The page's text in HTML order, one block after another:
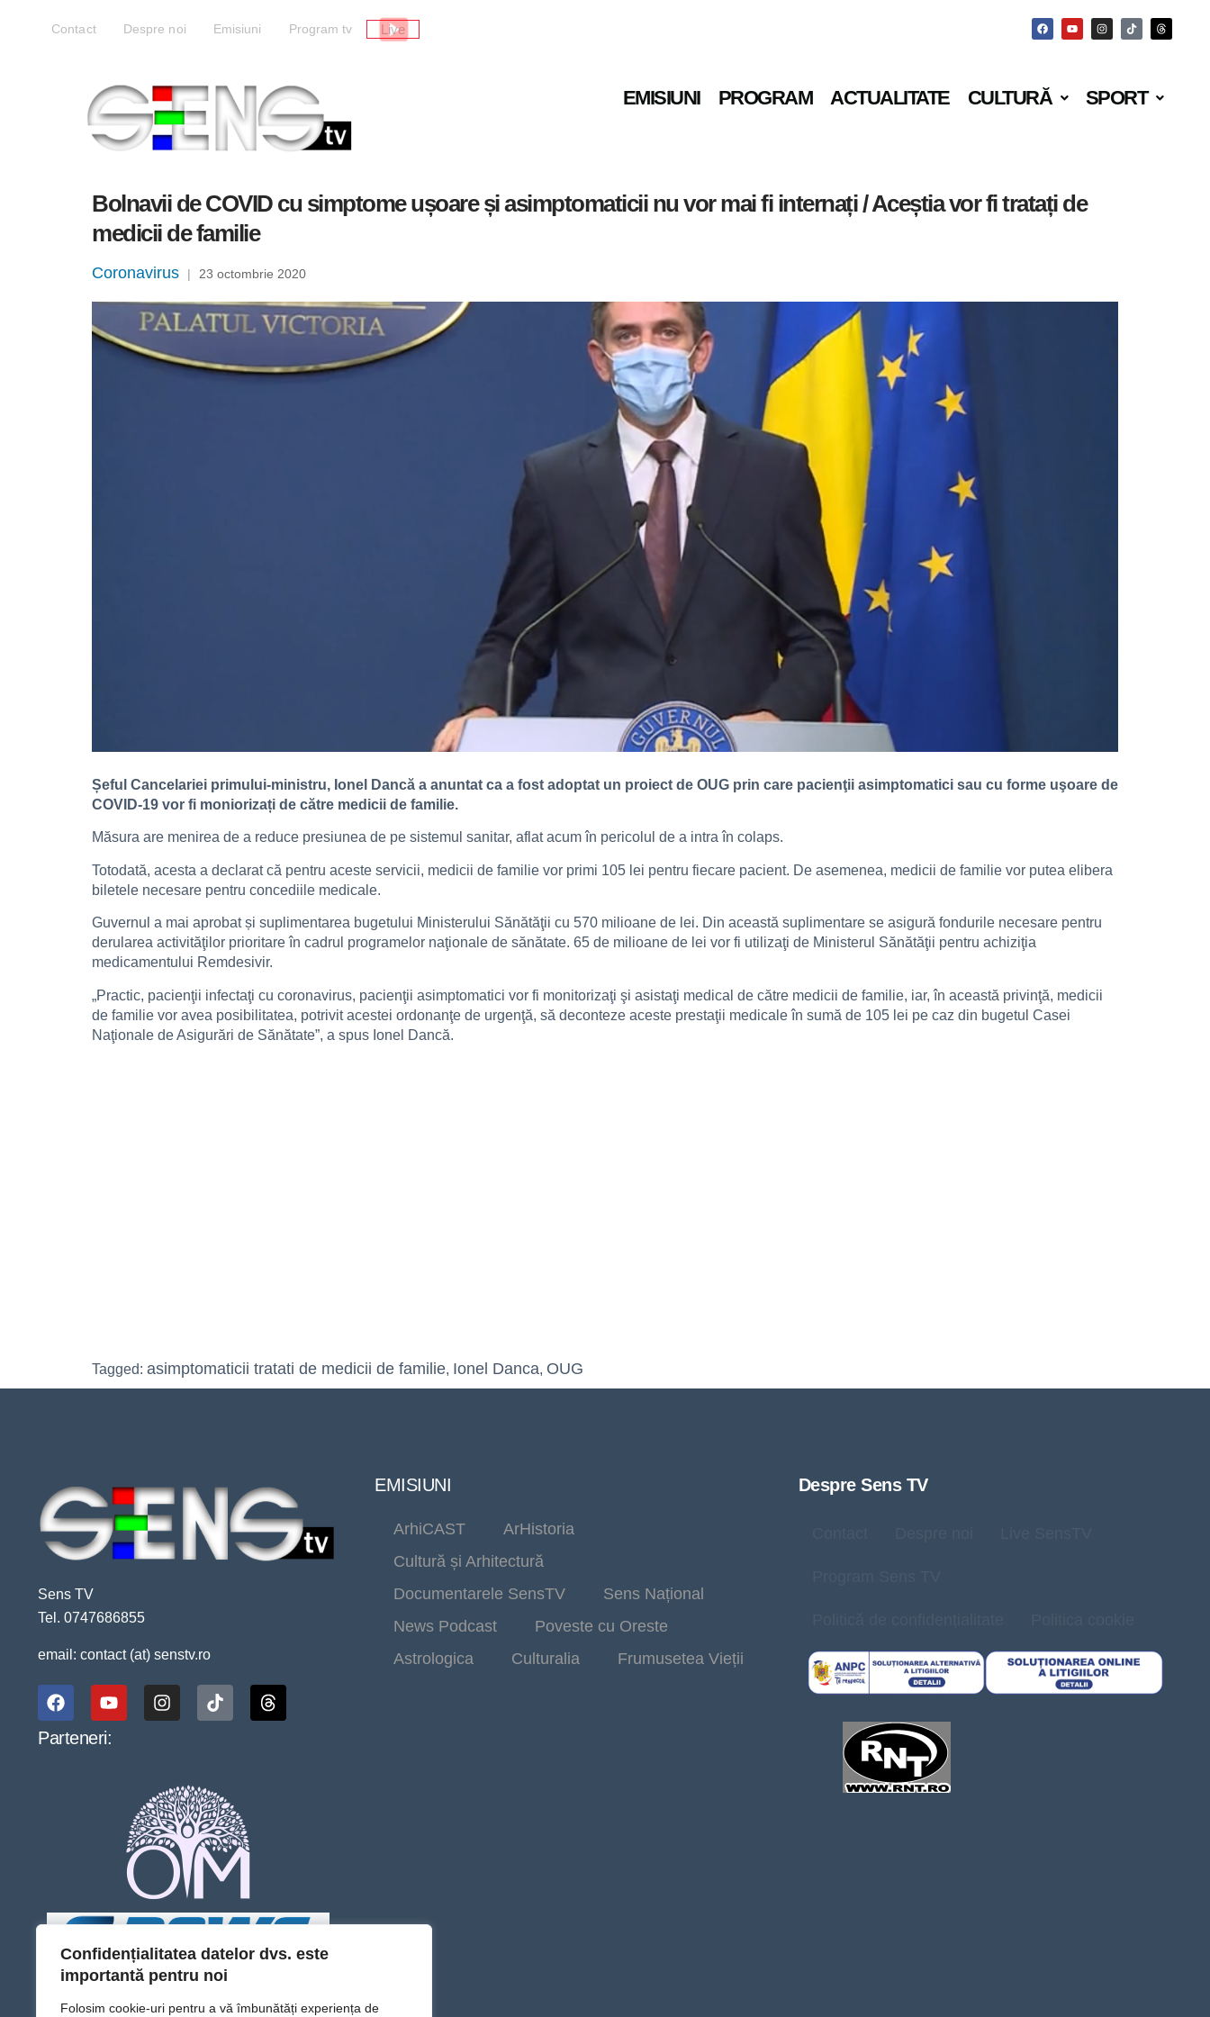
Confidențialitatea datelor dvs. este
importantă pentru noi
Folosim cookie-uri pentru a vă îmbunătăți experiența de
Contact Despre noi Emisiuni Program tv Live
EMISIUNI PROGRAM ACTUALITATE CULTURĂ SPORT
Bolnavii de COVID cu simptome ușoare și asimptomaticii nu vor mai fi internați / Aceștia vor fi tratați de
medicii de familie
Coronavirus | 23 octombrie 2020
Șeful Cancelariei primului-ministru, Ionel Dancă a anuntat ca a fost adoptat un proiect de OUG prin care pacienţii asimptomatici sau cu forme uşoare de
COVID-19 vor fi moniorizați de către medicii de familie.
Măsura are menirea de a reduce presiunea de pe sistemul sanitar, aflat acum în pericolul de a intra în colaps.
Totodată, acesta a declarat că pentru aceste servicii, medicii de familie vor primi 105 lei pentru fiecare pacient. De asemenea, medicii de familie vor putea elibera
biletele necesare pentru concediile medicale.
Guvernul a mai aprobat și suplimentarea bugetului Ministerului Sănătăţii cu 570 milioane de lei. Din această suplimentare se asigură fondurile necesare pentru
derularea activităţilor prioritare în cadrul programelor naţionale de sănătate. 65 de milioane de lei vor fi utilizaţi de Ministerul Sănătăţii pentru achiziţia
medicamentului Remdesivir.
„Practic, pacienţii infectaţi cu coronavirus, pacienţii asimptomatici vor fi monitorizaţi şi asistaţi medical de către medicii de familie, iar, în această privinţă, medicii
de familie vor avea posibilitatea, potrivit acestei ordonanţe de urgenţă, să deconteze aceste prestaţii medicale în sumă de 105 lei pe caz din bugetul Casei
Naţionale de Asigurări de Sănătate”, a spus Ionel Dancă.
Tagged: asimptomaticii tratati de medicii de familie, Ionel Danca, OUG
Sens TV
Tel. 0747686855
email: contact (at) senstv.ro
Parteneri:
EMISIUNI
ArhiCAST
ArHistoria
Cultură și Arhitectură
Documentarele SensTV
Sens Național
News Podcast
Poveste cu Oreste
Astrologica
Culturalia Frumusetea Vieții
Despre Sens TV